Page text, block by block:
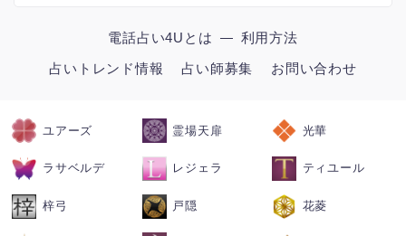
電話占い4Uとは
利用方法
占いトレンド情報
占い師募集 お問い合わせ
ユアーズ 霊場天扉 光華
ラサベルデ レジェラ ティユール
梓弓 戸隠 花菱